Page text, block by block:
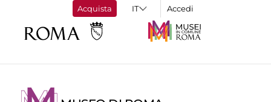
Acquista Accedi